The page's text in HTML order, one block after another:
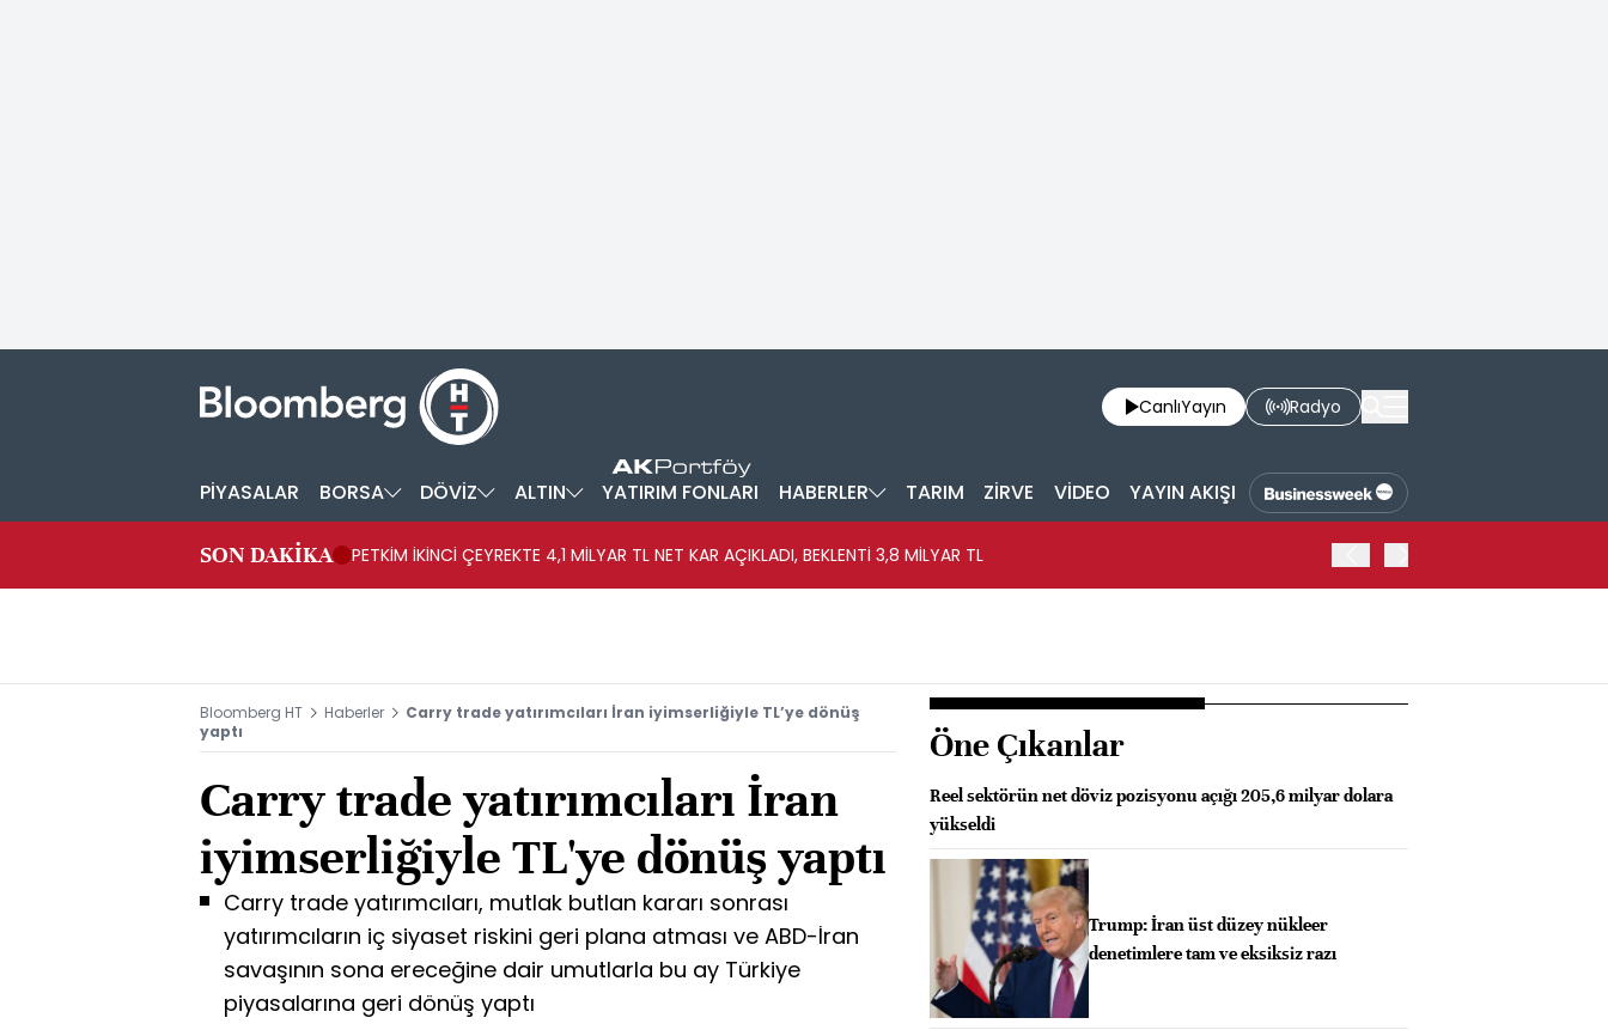
CanlıYayın Radyo
PİYASALAR BORSA DÖVİZ ALTIN YATIRIM FONLARI HABERLER TARIM ZİRVE VİDEO YAYIN AKIŞI
SON DAKİKA PETKİM İKİNCİ ÇEYREKTE 4,1 MİLYAR TL NET KAR AÇIKLADI, BEKLENTİ 3,8 MİLYAR TL
Bloomberg HT Haberler
Carry trade yatırımcıları İran iyimserliğiyle TL’ye dönüş
yaptı
Carry trade yatırımcıları İran
iyimserliğiyle TL'ye dönüş yaptı
Carry trade yatırımcıları, mutlak butlan kararı sonrası
yatırımcıların iç siyaset riskini geri plana atması ve ABD-İran
savaşının sona ereceğine dair umutlarla bu ay Türkiye
piyasalarına geri dönüş yaptı
Öne Çıkanlar
Reel sektörün net döviz pozisyonu açığı 205,6 milyar dolara
yükseldi
Trump: İran üst düzey nükleer
denetimlere tam ve eksiksiz razı